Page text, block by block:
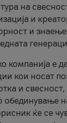
на
и
и
компанија е
кои носат
и
обединување
ќе се